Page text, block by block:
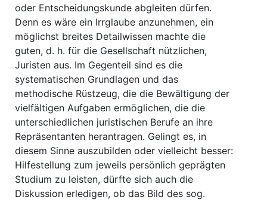
oder Entscheidungskunde abgleiten dürfen.
Denn es wäre ein Irrglaube anzunehmen, ein
möglichst breites Detailwissen machte die
guten, d. h. für die Gesellschaft nützlichen,
Juristen aus. Im Gegenteil sind es die
systematischen Grundlagen und das
methodische Rüstzeug, die die Bewältigung der
vielfältigen Aufgaben er­möglichen, die die
unterschiedlichen juristischen Berufe an ihre
Repräsentanten herantragen. Gelingt es, in
diesem Sinne auszubilden oder vielleicht besser:
Hilfestellung zum jeweils per­sönlich geprägten
Studium zu leisten, dürfte sich auch die
Diskussion erledigen, ob das Bild des sog.